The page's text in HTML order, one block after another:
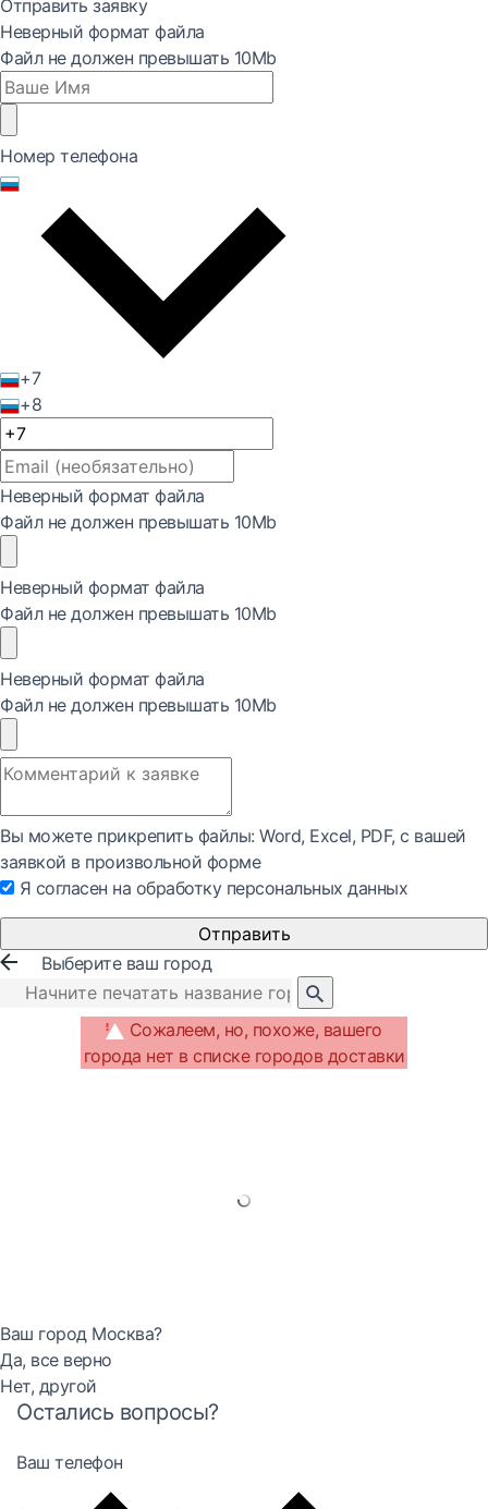
Отправить заявку
Неверный формат файла
Файл не должен превышать 10Mb
Номер телефона
+7
+8
Неверный формат файла
Файл не должен превышать 10Mb
Неверный формат файла
Файл не должен превышать 10Mb
Неверный формат файла
Файл не должен превышать 10Mb
Вы можете прикрепить файлы: Word, Exсel, PDF, с вашей
заявкой в произвольной форме
Я согласен на обработку персональных данных
Отправить
Выберите ваш город
Сожалеем, но, похоже, вашего
города нет в списке городов доставки
Ваш город Москва?
Да, все верно
Нет, другой
Остались вопросы?
Ваш телефон